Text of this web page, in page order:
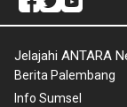
Jelajahi ANTARA
Berita Palembang
Info Sumsel